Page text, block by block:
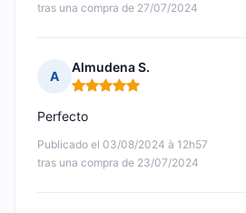
tras una compra de 27/07/2024
A
Almudena S.
Nota: 5 de 5
Publicado el 03/08/2024 à 12h57
tras una compra de 23/07/2024
Perfecto